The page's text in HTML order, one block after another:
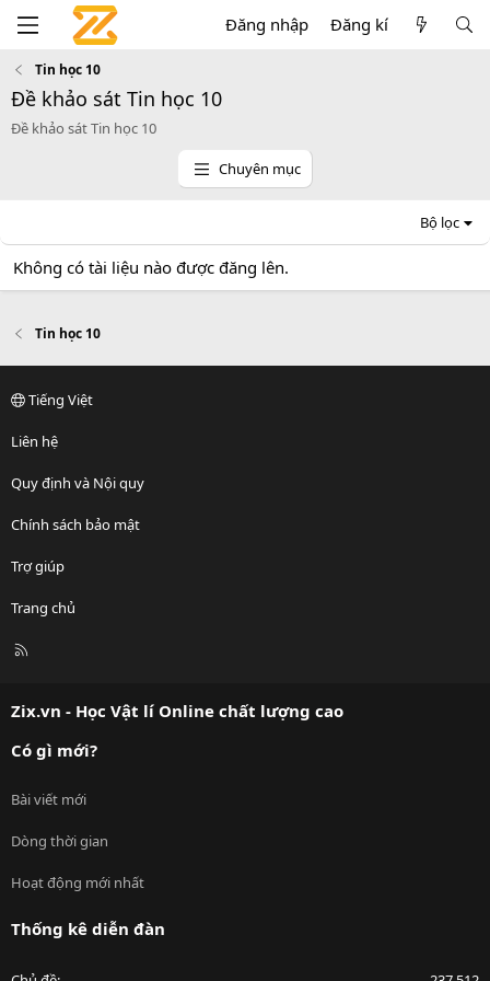
Đăng nhập Đăng kí
Tin học 10
Đề khảo sát Tin học 10
Đề khảo sát Tin học 10
Chuyên mục
Bộ lọc
Không có tài liệu nào được đăng lên.
Tin học 10
Tiếng Việt
Liên hệ
Quy định và Nội quy
Chính sách bảo mật
Trợ giúp
Trang chủ
R
Zix.vn - Học Vật lí Online chất lượng cao
Có gì mới?
Bài viết mới
Dòng thời gian
Hoạt động mới nhất
Thống kê diễn đàn